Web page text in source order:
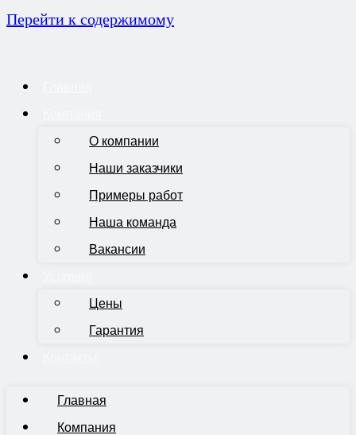
Перейти к содержимому
О компании
Наши заказчики
Примеры работ
Наша команда
Вакансии
Цены
Гарантия
Главная
Компания